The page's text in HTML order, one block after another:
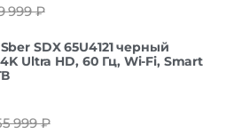
999₽
SDX 65U4121 черный
Ultra HD, 60 Гц, Wi-Fi, Smart
999₽